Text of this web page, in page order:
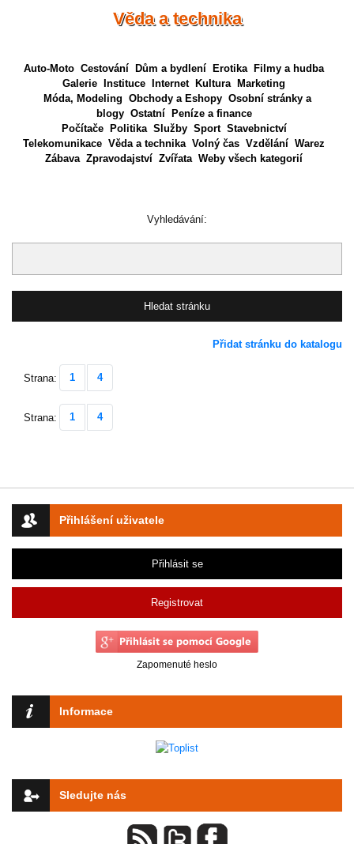
Přihlášení uživatele
Přihlásit se
Registrovat
Zapomenuté heslo
Informace
Sledujte nás
Věda a technika
Auto-Moto Cestování Dům a bydlení Erotika
Filmy a hudba
Galerie
Instituce Internet Kultura
Marketing
Móda, Modeling Obchody a Eshopy Osobní stránky a
blogy Ostatní
Peníze a finance
Počítače
Politika Služby Sport Stavebnictví
Telekomunikace Věda a technika Volný čas Vzdělání Warez
Zábava Zpravodajství Zvířata Weby všech kategorií
Vyhledávání:
Přidat stránku do katalogu
Strana: 1 4
Strana: 1 4